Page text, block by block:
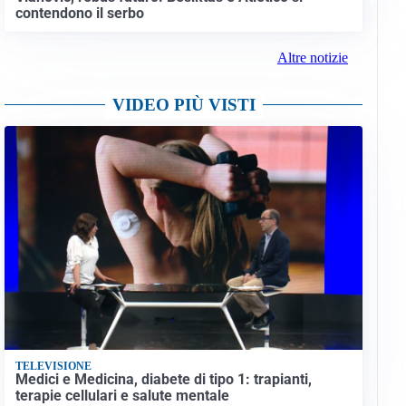
contendono il serbo
Altre notizie
VIDEO PIÙ VISTI
TELEVISIONE
Medici e Medicina, diabete di tipo 1: trapianti,
terapie cellulari e salute mentale